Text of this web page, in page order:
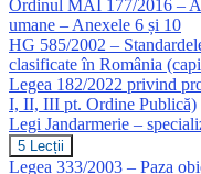
Ordinul MAI 177/2016 –
umane – Anexele 6 și 10
HG 585/2002 –
clasificate în România
Legea 182/2022 privind
I, II, III pt. Ordine Publică)
Legi Jandarmerie –
Legi
Jandarmerie
5 Lecții
Legea 333/2003 – Paza